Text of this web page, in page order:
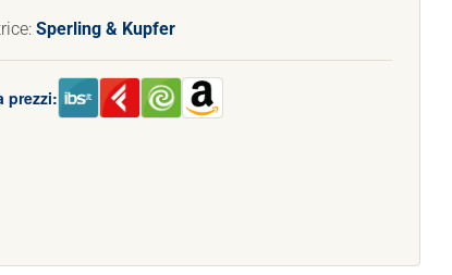
Sperling & Kupfer
prezzi: